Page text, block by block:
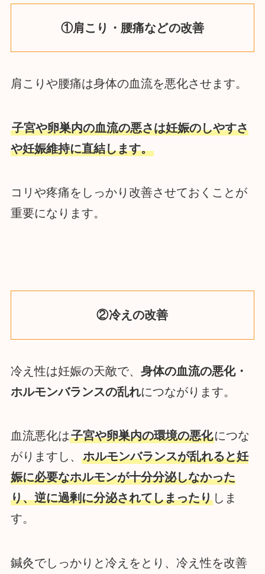
①肩こり・腰痛などの改善
肩こりや腰痛は身体の血流を悪化させます。
子宮や卵巣内の血流の悪さは妊娠のしやすさ
や妊娠維持に直結します。
コリや疼痛をしっかり改善させておくことが
重要になります。
②冷えの改善
冷え性は妊娠の天敵で、 身体の血流の悪化・
ホルモンバランスの乱れにつながります。
血流悪化は子宮や卵巣内の環境の悪化につな
がりますし、 ホルモンバランスが乱れると妊
娠に必要なホルモンが十分分泌しなかった
り、逆に過剰に分泌されてしまったりしま
す。
鍼灸でしっかりと冷えをとり、冷え性を改善